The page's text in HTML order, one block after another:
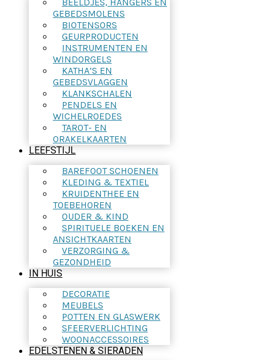
GEBEDSMOLENS
BIOTENSORS
GEURPRODUCTEN
INSTRUMENTEN EN
WINDORGELS
KATHA’S EN
GEBEDSVLAGGEN
KLANKSCHALEN
PENDELS EN
WICHELROEDES
TAROT- EN
ORAKELKAARTEN
LEEFSTIJL
BAREFOOT SCHOENEN
KLEDING & TEXTIEL
KRUIDENTHEE EN
TOEBEHOREN
OUDER & KIND
SPIRITUELE BOEKEN EN
ANSICHTKAARTEN
VERZORGING &
GEZONDHEID
IN HUIS
DECORATIE
MEUBELS
POTTEN EN GLASWERK
SFEERVERLICHTING
WOONACCESSOIRES
EDELSTENEN & SIERADEN